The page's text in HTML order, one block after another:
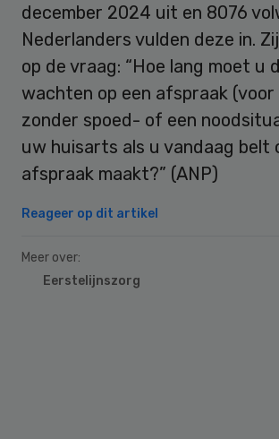
december 2024 uit en 8076
Nederlanders vulden deze in.
op de vraag: “Hoe lang moet u
wachten op een afspraak
zonder spoed- of een
uw huisarts als u vandaag belt
afspraak maakt?” (ANP)
Reageer op dit artikel
Meer over:
Eerstelijnszorg